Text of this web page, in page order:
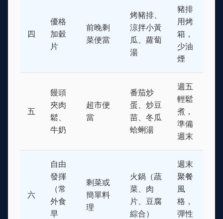
四
優格
加穀
片
前晚剩
菜便當
烤豬排、
涼拌小黃
瓜、蘿蔔
湯
豬排
用烤
箱，
少油
煙
五
饅頭
夾肉
鬆、
牛奶
超市便
當
番茄炒
蛋、炒豆
苗、冬瓜
蛤蜊湯
週五
輕鬆
煮，
準備
週末
六
自由
發揮
（常
外食
早
剩菜或
簡單料
理
火鍋（蔬
菜、肉
片、豆腐
綜合）
週末
聚餐
風
格，
彈性